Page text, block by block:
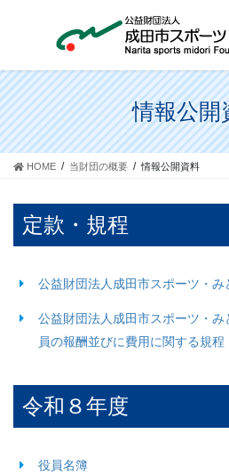
ツ
に
移
動
シ
ョ
ン
に
移
情報公開
HOME 当財団の概要 情報公開資料
定款・規程
公益財団法人成田市スポーツ・み
公益財団法人成田市スポーツ・
員の報酬並びに費用に関する規程
令和８年度
役員名簿